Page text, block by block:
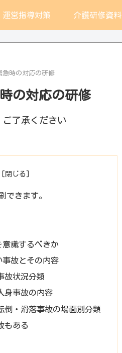
運営指導対策 介護研修資料
急時の対応の研修
の対応の研修
了承ください
できます。
識するべきか
事故とその内容
故状況分類
身事故の内容
倒・滑落事故の場面別分類
もある